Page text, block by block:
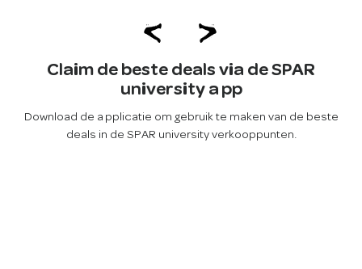
Claim de beste deals via de SPAR
university app
Download de applicatie om gebruik te maken van de beste
deals in de SPAR university verkooppunten.